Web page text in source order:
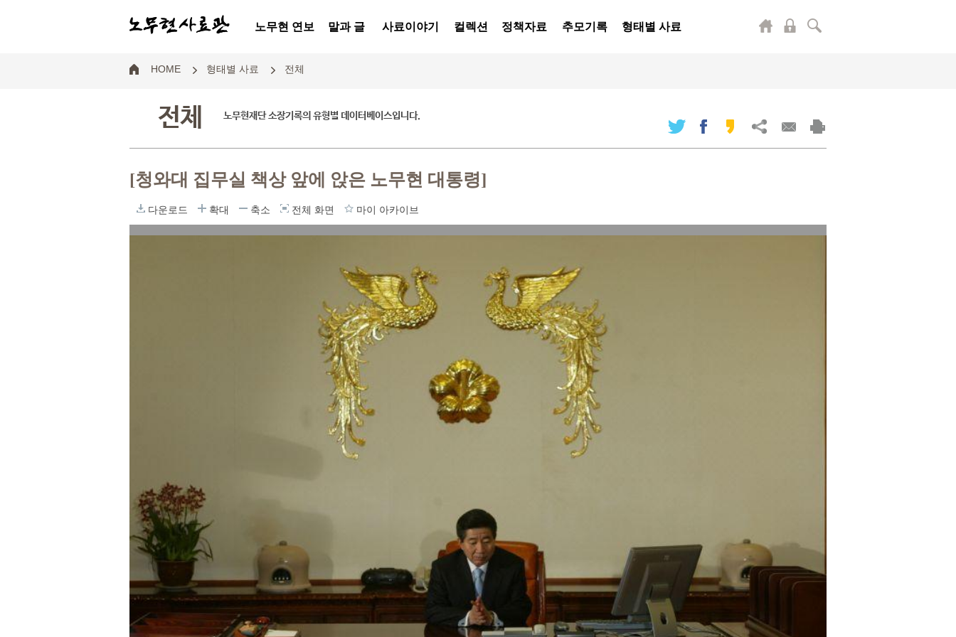
노무현 연보 말과 글 사료이야기 컬렉션 정책자료 추모기록 형태별 사료
HOME 형태별 사료 전체
전체 노무현재단 소장기록의 유형별 데이터베이스입니다.
[청와대 집무실 책상 앞에 앉은 노무현 대통령]
다운로드 확대 축소 전체 화면 마이 아카이브